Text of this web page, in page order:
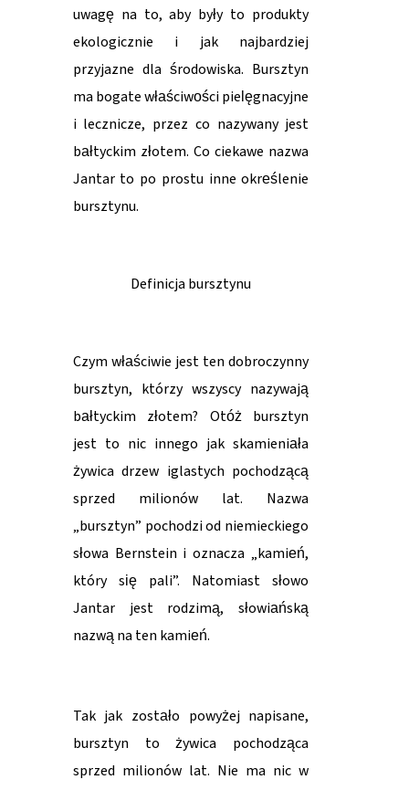
uwagę na to, aby były to produkty
ekologicznie i jak najbardziej
przyjazne dla środowiska. Bursztyn
ma bogate właściwości pielęgnacyjne
i lecznicze, przez co nazywany jest
bałtyckim złotem. Co ciekawe nazwa
Jantar to po prostu inne określenie
bursztynu.
Definicja bursztynu
Czym właściwie jest ten dobroczynny
bursztyn, którzy wszyscy nazywają
bałtyckim złotem? Otóż bursztyn
jest to nic innego jak skamieniała
żywica drzew iglastych pochodzącą
sprzed milionów lat. Nazwa
„bursztyn” pochodzi od niemieckiego
słowa Bernstein i oznacza „kamień,
który się pali”. Natomiast słowo
Jantar jest rodzimą, słowiańską
nazwą na ten kamień.
Tak jak zostało powyżej napisane,
bursztyn to żywica pochodząca
sprzed milionów lat. Nie ma nic w